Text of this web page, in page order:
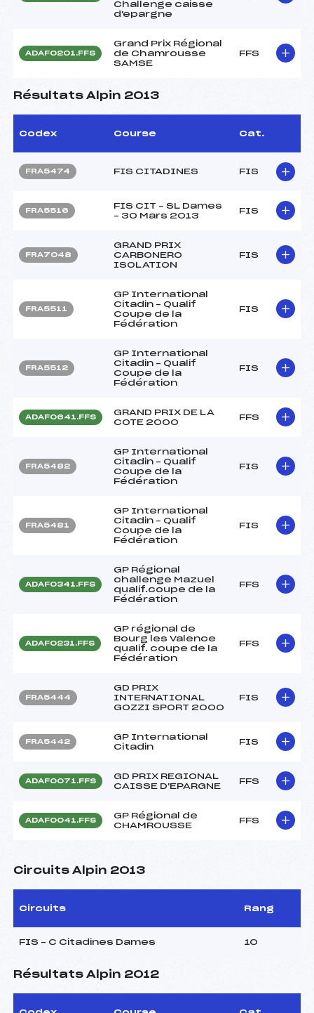
Challenge caisse
d'epargne
ADAF0201.FFS
Grand Prix Régional
de Chamrousse
SAMSE
FFS
Résultats Alpin 2013
Codex Course Cat.
FRA5474 FIS CITADINES FIS
FRA5516
FIS CIT – SL Dames
– 30 Mars 2013
FIS
FRA7048
GRAND PRIX
CARBONERO
ISOLATION
FIS
FRA5511
GP International
Citadin – Qualif
Coupe de la
Fédération
FIS
FRA5512
GP International
Citadin – Qualif
Coupe de la
Fédération
FIS
ADAF0641.FFS
GRAND PRIX DE LA
COTE 2000
FFS
FRA5482
GP International
Citadin – Qualif
Coupe de la
Fédération
FIS
FRA5481
GP International
Citadin – Qualif
Coupe de la
Fédération
FIS
ADAF0341.FFS
GP Régional
challenge Mazuel
qualif.coupe de la
Fédération
FFS
ADAF0231.FFS
GP régional de
Bourg les Valence
qualif. coupe de la
Fédération
FFS
FRA5444
GD PRIX
INTERNATIONAL
GOZZI SPORT 2000
FIS
FRA5442
GP International
Citadin
FIS
ADAF0071.FFS
GD PRIX REGIONAL
CAISSE D'EPARGNE
FFS
ADAF0041.FFS
GP Régional de
CHAMROUSSE
FFS
Circuits Alpin 2013
Circuits Rang
FIS – C Citadines Dames 10
Résultats Alpin 2012